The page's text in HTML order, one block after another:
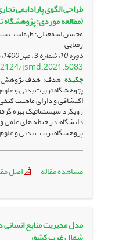
طراحی الگوی پارادایمی
(مطالعه موردی:
محسن اسمعیلی؛ طهماسب
رضایی
دوره 10، شماره 3 ، مهر 1400، صفحه
jsmd.2021.5083
چکیده هدف: هدف پژوهش
پژوهشگاه تربیت بدنی و
اکتشافی و دارای ماهیت
رویکرد سیستماتیک بهره
دانشگاه، در حیطه های علمی
پژوهشگاه تربیت بدنی و
مشاهده مقاله اصل
مدل مدیریت منابع